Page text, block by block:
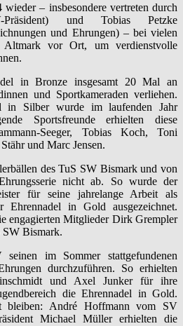
– insbesondere vertreten durch
und Tobias Petzke
und Ehrungen) – bei vielen
vor Ort, um verdienstvolle
in Bronze insgesamt 20 Mal an
und Sportkameraden verliehen.
in Silber wurde im laufenden Jahr
Sportsfreunde erhielten diese
Seeger, Tobias Koch, Toni
und Marc Jensen.
des TuS SW Bismark und von
nicht ab. So wurde der
für seine jahrelange Arbeit als
Ehrennadel in Gold ausgezeichnet.
engagierten Mitglieder Dirk Grempler
Bismark.
im Sommer stattgefundenen
durchzuführen. So erhielten
und Axel Junker für ihre
die Ehrennadel in Gold.
bleiben: André Hoffmann vom SV
Michael Müller erhielten die